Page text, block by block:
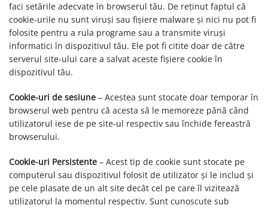
faci setările adecvate în browserul tău. De reținut faptul că
cookie-urile nu sunt viruși sau fișiere malware și nici nu pot fi
folosite pentru a rula programe sau a transmite viruși
informatici în dispozitivul tău. Ele pot fi citite doar de către
serverul site-ului care a salvat aceste fișiere cookie în
dispozitivul tău.
Cookie-uri de sesiune – Acestea sunt stocate doar temporar în
browserul web pentru că acesta să le memoreze până când
utilizatorul iese de pe site-ul respectiv sau închide fereastră
browserului.
Cookie-uri Persistente – Acest tip de cookie sunt stocate pe
computerul sau dispozitivul folosit de utilizator și le includ și
pe cele plasate de un alt site decât cel pe care îl vizitează
utilizatorul la momentul respectiv. Sunt cunoscute sub